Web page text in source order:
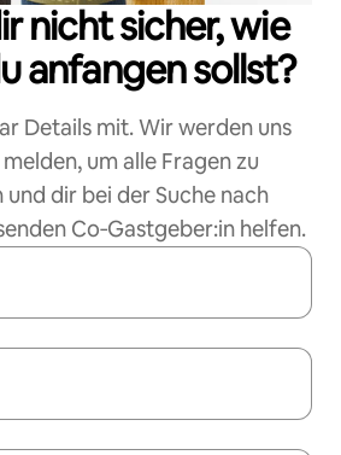
nicht sicher, wie
anfangen sollst?
Details mit. Wir werden uns
um alle Fragen zu
dir bei der Suche nach
Co‑Gastgeber:in helfen.